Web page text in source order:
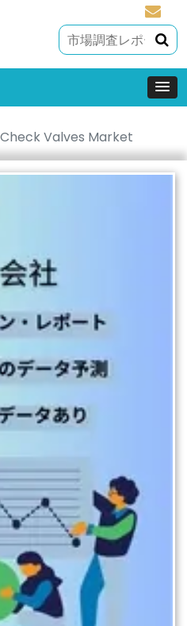
Valves Market